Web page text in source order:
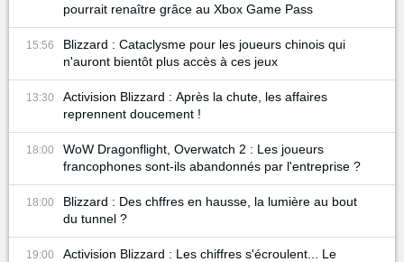
pourrait renaître grâce au Xbox Game Pass
15:56
Blizzard : Cataclysme pour les joueurs chinois qui
n'auront bientôt plus accès à ces jeux
13:30
Activision Blizzard : Après la chute, les affaires
reprennent doucement !
18:00
WoW Dragonflight, Overwatch 2 : Les joueurs
francophones sont-ils abandonnés par l'entreprise ?
18:00
Blizzard : Des chffres en hausse, la lumière au bout
du tunnel ?
19:00
Activision Blizzard : Les chiffres s'écroulent... Le